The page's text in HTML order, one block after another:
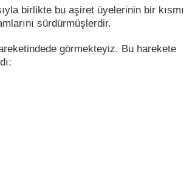
birlikte bu aşiret üyelerinin bir kısmı
sürdürmüşlerdir.
görmekteyiz. Bu harekete